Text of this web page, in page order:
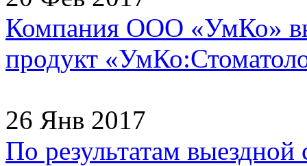
Компания ООО «УмКо»
продукт
26 Янв 2017
По результатам